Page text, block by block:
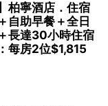
柏寧酒店．住宿
自助早餐＋全日
長達30小時住宿
每房2位$1,815